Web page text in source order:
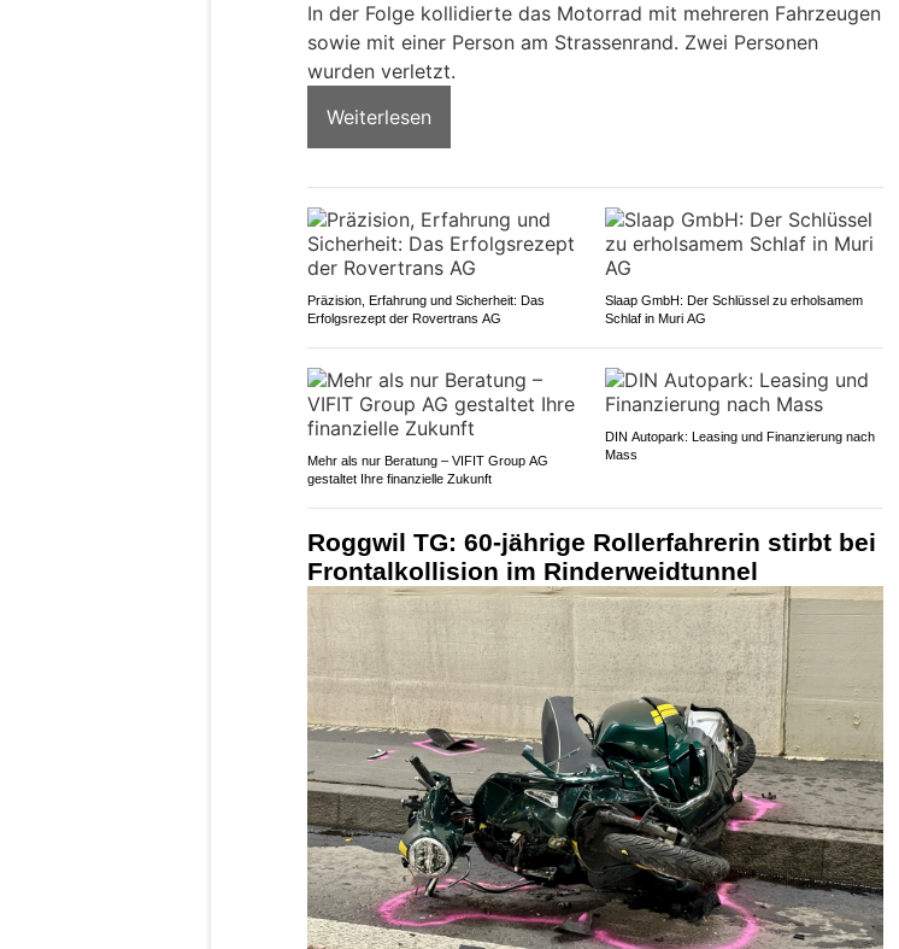
In der Folge kollidierte das Motorrad mit mehreren Fahrzeugen
sowie mit einer Person am Strassenrand. Zwei Personen
wurden verletzt.
Weiterlesen
Präzision, Erfahrung und Sicherheit: Das
Erfolgsrezept der Rovertrans AG
Slaap GmbH: Der Schlüssel zu erholsamem
Schlaf in Muri AG
Mehr als nur Beratung – VIFIT Group AG
gestaltet Ihre finanzielle Zukunft
DIN Autopark: Leasing und Finanzierung nach
Mass
Roggwil TG: 60-jährige Rollerfahrerin stirbt bei
Frontalkollision im Rinderweidtunnel